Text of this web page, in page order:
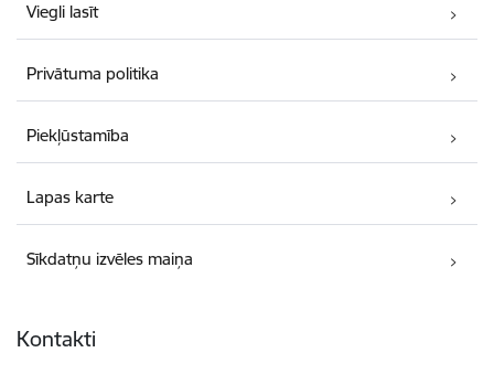
Viegli lasīt
Privātuma politika
Piekļūstamība
Lapas karte
Sīkdatņu izvēles maiņa
Kontakti